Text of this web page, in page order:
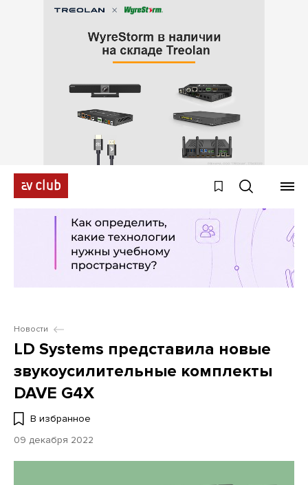
Новости
LD Systems представила новые
звукоусилительные комплекты
DAVE G4X
В избранное
09 декабря 2022